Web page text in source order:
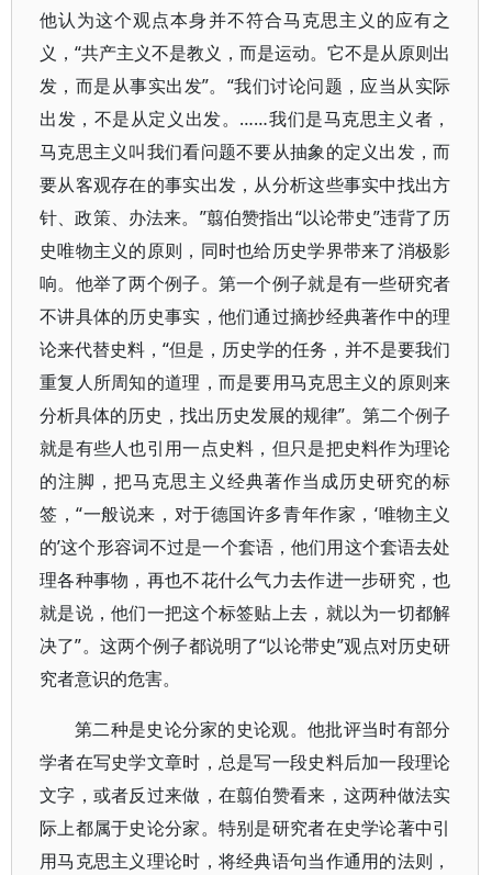
他认为这个观点本身并不符合马克思主义的应有之
义，“共产主义不是教义，而是运动。它不是从原则出
发，而是从事实出发”。“我们讨论问题，应当从实际
出发，不是从定义出发。……我们是马克思主义者，
马克思主义叫我们看问题不要从抽象的定义出发，而
要从客观存在的事实出发，从分析这些事实中找出方
针、政策、办法来。”翦伯赞指出“以论带史”违背了历
史唯物主义的原则，同时也给历史学界带来了消极影
响。他举了两个例子。第一个例子就是有一些研究者
不讲具体的历史事实，他们通过摘抄经典著作中的理
论来代替史料，“但是，历史学的任务，并不是要我们
重复人所周知的道理，而是要用马克思主义的原则来
分析具体的历史，找出历史发展的规律”。第二个例子
就是有些人也引用一点史料，但只是把史料作为理论
的注脚，把马克思主义经典著作当成历史研究的标
签，“一般说来，对于德国许多青年作家，‘唯物主义
的’这个形容词不过是一个套语，他们用这个套语去处
理各种事物，再也不花什么气力去作进一步研究，也
就是说，他们一把这个标签贴上去，就以为一切都解
决了”。这两个例子都说明了“以论带史”观点对历史研
究者意识的危害。
第二种是史论分家的史论观。他批评当时有部分
学者在写史学文章时，总是写一段史料后加一段理论
文字，或者反过来做，在翦伯赞看来，这两种做法实
际上都属于史论分家。特别是研究者在史学论著中引
用马克思主义理论时，将经典语句当作通用的法则，